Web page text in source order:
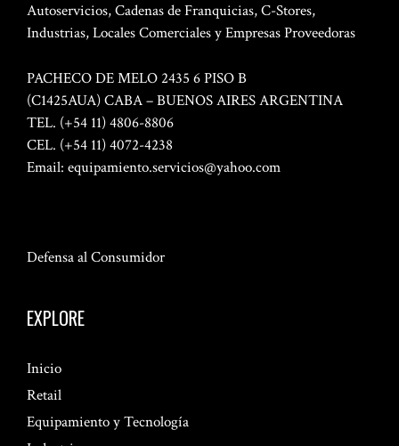
Autoservicios, Cadenas de Franquicias, C-Stores,
Industrias, Locales Comerciales y Empresas Proveedoras
PACHECO DE MELO 2435 6 PISO B
(C1425AUA) CABA – BUENOS AIRES ARGENTINA
TEL. (+54 11) 4806-8806
CEL. (+54 11) 4072-4238
Email: equipamiento.servicios@yahoo.com
Defensa al Consumidor
EXPLORE
Inicio
Retail
Equipamiento y Tecnología